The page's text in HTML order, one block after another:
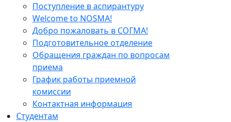
Поступление в аспирантуру
Welcome to NOSMA!
Добро пожаловать в СОГМА!
Подготовительное отделение
Обращения граждан по вопросам
приема
График работы приемной
комиссии
Контактная информация
Студентам